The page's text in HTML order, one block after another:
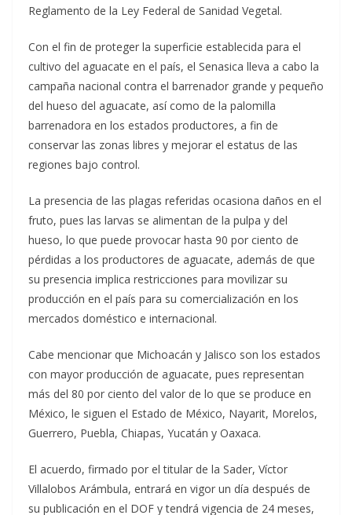
Reglamento de la Ley Federal de Sanidad Vegetal.
Con el fin de proteger la superficie establecida para el
cultivo del aguacate en el país, el Senasica lleva a cabo la
campaña nacional contra el barrenador grande y pequeño
del hueso del aguacate, así como de la palomilla
barrenadora en los estados productores, a fin de
conservar las zonas libres y mejorar el estatus de las
regiones bajo control.
La presencia de las plagas referidas ocasiona daños en el
fruto, pues las larvas se alimentan de la pulpa y del
hueso, lo que puede provocar hasta 90 por ciento de
pérdidas a los productores de aguacate, además de que
su presencia implica restricciones para movilizar su
producción en el país para su comercialización en los
mercados doméstico e internacional.
Cabe mencionar que Michoacán y Jalisco son los estados
con mayor producción de aguacate, pues representan
más del 80 por ciento del valor de lo que se produce en
México, le siguen el Estado de México, Nayarit, Morelos,
Guerrero, Puebla, Chiapas, Yucatán y Oaxaca.
El acuerdo, firmado por el titular de la Sader, Víctor
Villalobos Arámbula, entrará en vigor un día después de
su publicación en el DOF y tendrá vigencia de 24 meses,